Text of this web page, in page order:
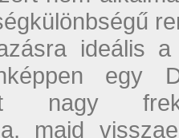
ideális
egy
nagy
majd